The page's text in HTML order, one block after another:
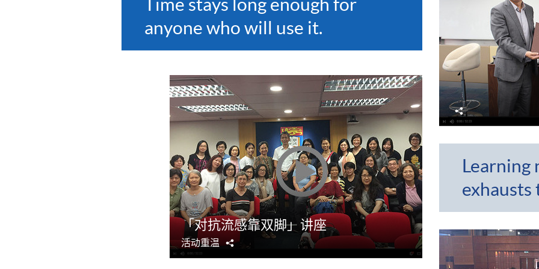
Time stays long enough for
anyone who will use it.
「对抗流感靠双脚」讲座
活动重温
分
分
享
Learning
exhausts